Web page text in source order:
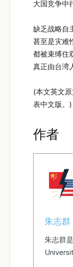
大国竞争中
缺乏战略自
甚至是灾难
都被束缚住
真正由台湾
(本文英文
表中文版。)
作者
朱志群
朱志群